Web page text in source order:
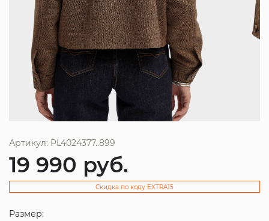
Артикул: PL4024377..899
19 990 руб.
Скидка по коду EXTRA15
Размер: